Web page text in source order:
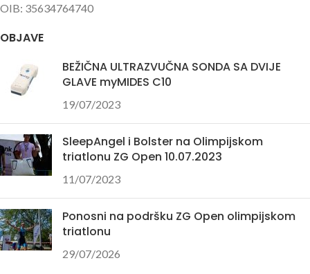
OIB: 35634764740
OBJAVE
BEŽIČNA ULTRAZVUČNA SONDA SA DVIJE
GLAVE myMIDES C10
19/07/2023
SleepAngel i Bolster na Olimpijskom
triatlonu ZG Open 10.07.2023
11/07/2023
Ponosni na podršku ZG Open olimpijskom
triatlonu
29/07/2026